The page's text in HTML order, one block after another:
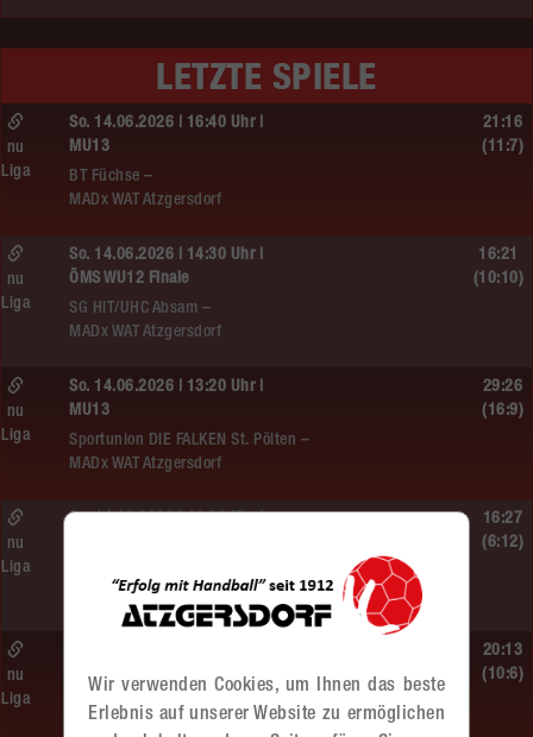
LETZTE SPIELE
So. 14.06.2026 | 16:40 Uhr |
MU13
BT Füchse –
MADx WAT Atzgersdorf
nu
Liga
21:16
(11:7)
So. 14.06.2026 | 14:30 Uhr |
ÖMS WU12 Finale
SG HIT/UHC Absam –
MADx WAT Atzgersdorf
nu
Liga
16:21
(10:10)
So. 14.06.2026 | 13:20 Uhr |
MU13
Sportunion DIE FALKEN St. Pölten –
MADx WAT Atzgersdorf
nu
Liga
29:26
(16:9)
So. 14.06.2026 | 11:20 Uhr |
roomz JAGS Devils
nu
Liga
16:27
(6:12)
ÖMS WU12 HF
SC HIT/UHC Absam –
nu
Liga
20:13
(10:6)
Wir verwenden Cookies, um Ihnen das beste
Erlebnis auf unserer Website zu ermöglichen